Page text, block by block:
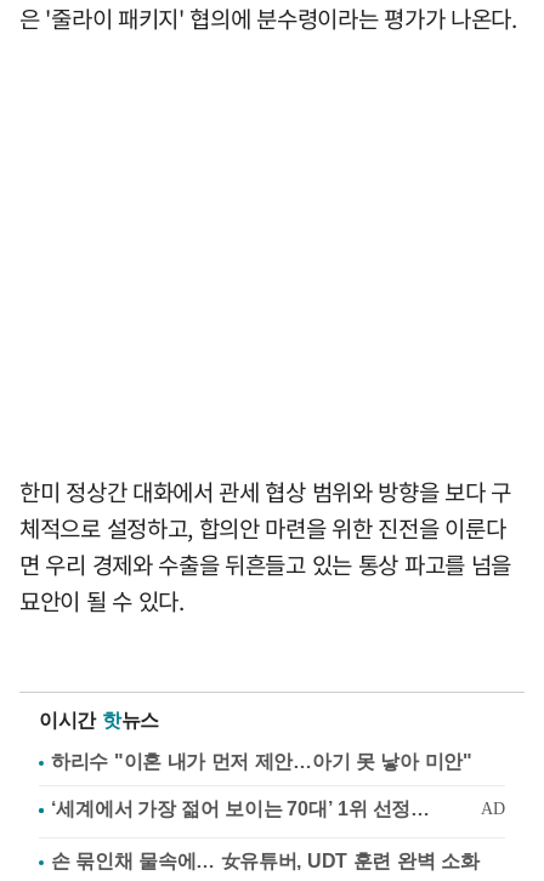
은 '줄라이 패키지' 협의에 분수령이라는 평가가 나온다.
한미 정상간 대화에서 관세 협상 범위와 방향을 보다 구
체적으로 설정하고, 합의안 마련을 위한 진전을 이룬다
면 우리 경제와 수출을 뒤흔들고 있는 통상 파고를 넘을
묘안이 될 수 있다.
이시간 핫뉴스
하리수 "이혼 내가 먼저 제안…아기 못 낳아 미안"
손 묶인채 물속에… 女유튜버, UDT 훈련 완벽 소화